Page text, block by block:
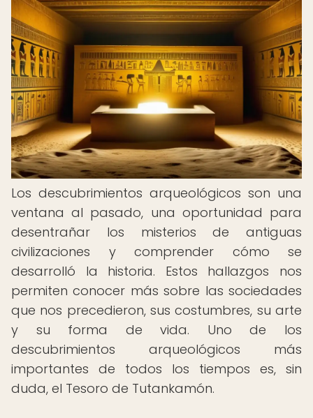
Los descubrimientos arqueológicos son una
ventana al pasado, una oportunidad para
desentrañar los misterios de antiguas
civilizaciones y comprender cómo se
desarrolló la historia. Estos hallazgos nos
permiten conocer más sobre las sociedades
que nos precedieron, sus costumbres, su arte
y su forma de vida. Uno de los
descubrimientos arqueológicos más
importantes de todos los tiempos es, sin
duda, el Tesoro de Tutankamón.